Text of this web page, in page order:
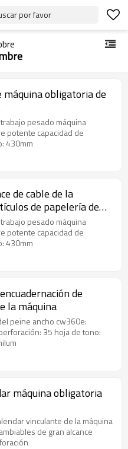
por favor
obligatoria de
pesado máquina
potente capacidad de
430mm
de cable de la
de papelería de
pesado máquina
potente capacidad de
430mm
de
la máquina
peine ancho cw360e:
35 hoja de tono:
máquina obligatoria
vinculante de la máquina
de gran alcance